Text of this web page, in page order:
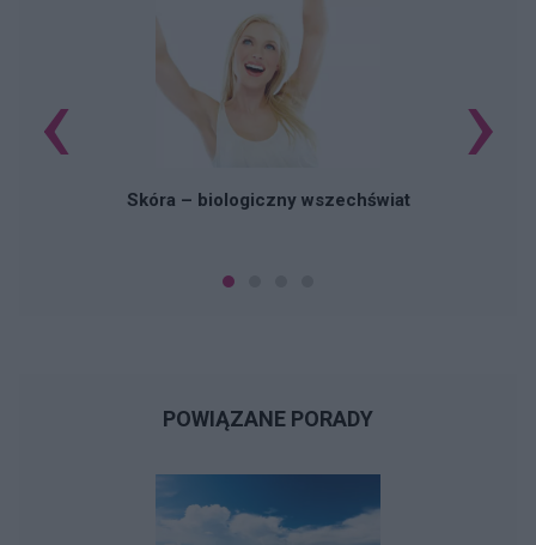
Skóra – biologiczny wszechświat
‹ ›
POWIĄZANE PORADY